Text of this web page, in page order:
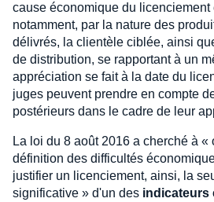
cause économique du licenciement
notamment, par la nature des
délivrés, la clientèle ciblée, ainsi
de distribution, se rapportant à un
appréciation se fait à la date du
juges peuvent prendre en compte
postérieurs dans le cadre de leur
La loi du 8 août 2016 a cherché à «
définition des difficultés
justifier un licenciement, ainsi, la
significative » d'un des indicateurs